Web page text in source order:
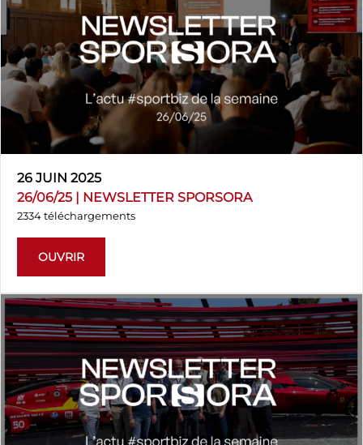
26 JUIN 2025
26/06/25 | NEWSLETTER SPORSORA
2334 téléchargements
OUVRIR